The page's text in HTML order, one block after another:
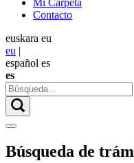
Mi Carpeta
Contacto
euskara eu
eu |
español es
es
Búsqueda de